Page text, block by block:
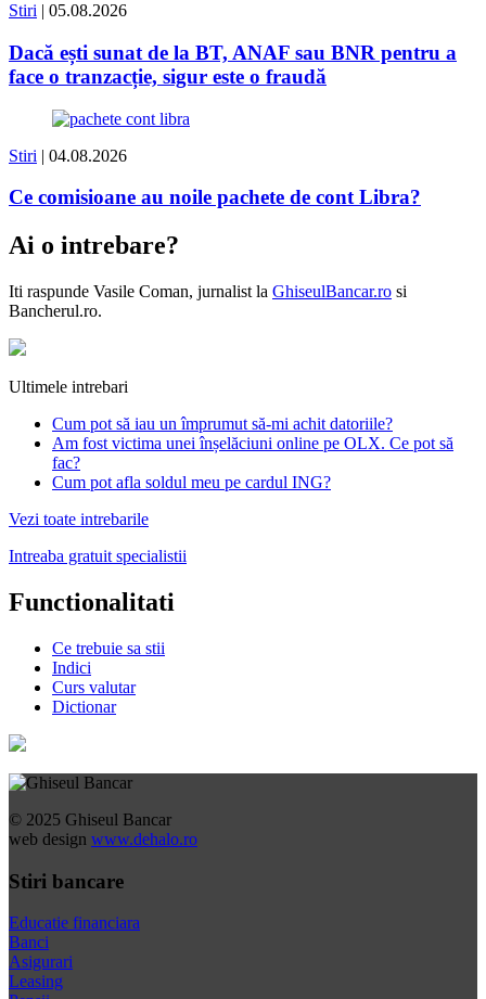
Stiri | 05.08.2026
Dacă ești sunat de la BT, ANAF sau BNR pentru a
face o tranzacție, sigur este o fraudă
Stiri | 04.08.2026
Ce comisioane au noile pachete de cont Libra?
Ai o intrebare?
Iti raspunde Vasile Coman, jurnalist la GhiseulBancar.ro si
Bancherul.ro.
Ultimele intrebari
Cum pot să iau un împrumut să-mi achit datoriile?
Am fost victima unei înșelăciuni online pe OLX. Ce pot să
fac?
Cum pot afla soldul meu pe cardul ING?
Vezi toate intrebarile
Intreaba gratuit specialistii
Functionalitati
Ce trebuie sa stii
Indici
Curs valutar
Dictionar
© 2025 Ghiseul Bancar
web design www.dehalo.ro
Stiri bancare
Educatie financiara
Banci
Asigurari
Leasing